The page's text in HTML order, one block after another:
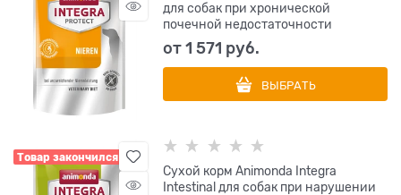
для собак при хронической
почечной недостаточности
от1 571 руб.
ВЫБРАТЬ
Товар закончился
Сухой корм Animonda Integra
Intestinal для собак при нарушении